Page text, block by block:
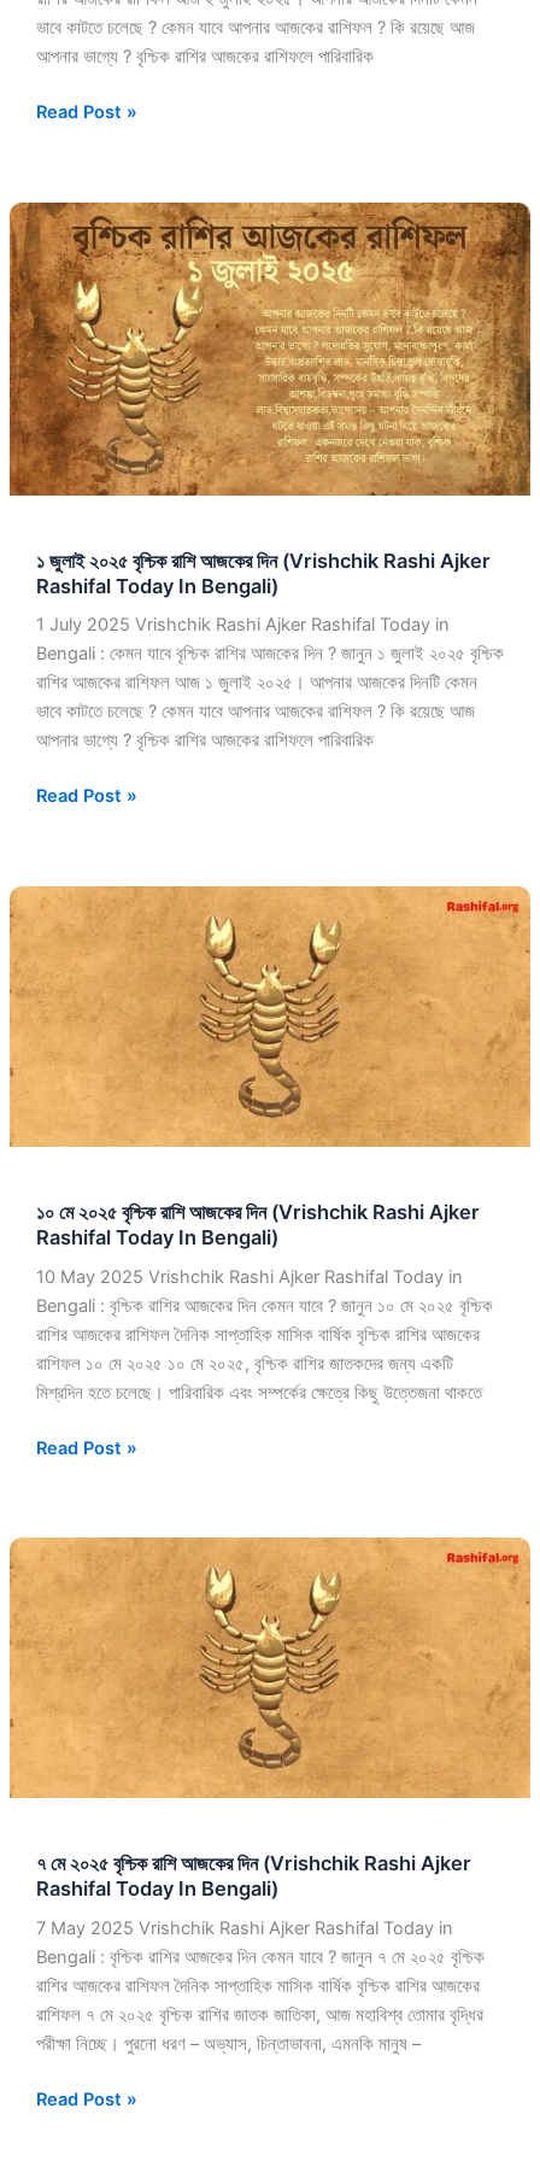
ভাবে কাটতে চলেছে ? কেমন যাবে আপনার আজকের রাশিফল ? কি রয়েছে আজ
আপনার ভাগ্যে ? বৃশ্চিক রাশির আজকের রাশিফলে পারিবারিক
Read Post »
১ জুলাই ২০২৫ বৃশ্চিক রাশি আজকের দিন (Vrishchik Rashi Ajker
Rashifal Today In Bengali)
1 July 2025 Vrishchik Rashi Ajker Rashifal Today in
Bengali : কেমন যাবে বৃশ্চিক রাশির আজকের দিন ? জানুন ১ জুলাই ২০২৫ বৃশ্চিক
রাশির আজকের রাশিফল আজ ১ জুলাই ২০২৫। আপনার আজকের দিনটি কেমন
ভাবে কাটতে চলেছে ? কেমন যাবে আপনার আজকের রাশিফল ? কি রয়েছে আজ
আপনার ভাগ্যে ? বৃশ্চিক রাশির আজকের রাশিফলে পারিবারিক
১
জুলাই
২০২৫
বৃশ্চিক
রাশি
আজকের
দিন
(Vrishchik
Rashi
Ajker
In
Bengali)
Read Post »
১০ মে ২০২৫ বৃশ্চিক রাশি আজকের দিন (Vrishchik Rashi Ajker
Rashifal Today In Bengali)
10 May 2025 Vrishchik Rashi Ajker Rashifal Today in
Bengali : বৃশ্চিক রাশির আজকের দিন কেমন যাবে ? জানুন ১০ মে ২০২৫ বৃশ্চিক
রাশির আজকের রাশিফল দৈনিক সাপ্তাহিক মাসিক বার্ষিক বৃশ্চিক রাশির আজকের
রাশিফল ১০ মে ২০২৫ ১০ মে ২০২৫, বৃশ্চিক রাশির জাতকদের জন্য একটি
মিশ্রদিন হতে চলেছে। পারিবারিক এবং সম্পর্কের ক্ষেত্রে কিছু উত্তেজনা থাকতে
১০
বৃশ্চিক
রাশি
আজকের
(Vrishchik
Today
In
Bengali)
Read Post »
৭ মে ২০২৫ বৃশ্চিক রাশি আজকের দিন (Vrishchik Rashi Ajker
Rashifal Today In Bengali)
7 May 2025 Vrishchik Rashi Ajker Rashifal Today in
Bengali : বৃশ্চিক রাশির আজকের দিন কেমন যাবে ? জানুন ৭ মে ২০২৫ বৃশ্চিক
রাশির আজকের রাশিফল দৈনিক সাপ্তাহিক মাসিক বার্ষিক বৃশ্চিক রাশির আজকের
রাশিফল ৭ মে ২০২৫ বৃশ্চিক রাশির জাতক জাতিকা, আজ মহাবিশ্ব তোমার বৃদ্ধির
পরীক্ষা নিচ্ছে। পুরনো ধরণ – অভ্যাস, চিন্তাভাবনা, এমনকি মানুষ –
৭
বৃশ্চিক
রাশি
আজকের
(Vrishchik
Today
In
Bengali)
Read Post »